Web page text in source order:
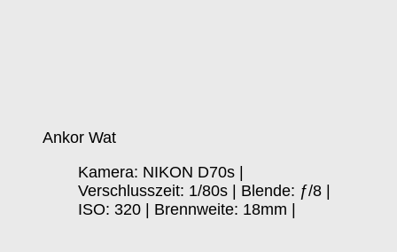
Ankor Wat
Kamera: NIKON D70s |
Verschlusszeit: 1/80s | Blende: ƒ/8 |
ISO: 320 | Brennweite: 18mm |